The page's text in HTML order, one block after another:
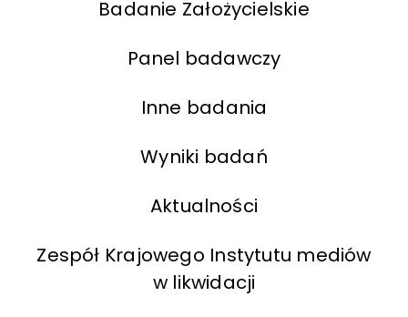
Badanie Założycielskie
Panel badawczy
Inne badania
Wyniki badań
Aktualności
Zespół Krajowego Instytutu mediów
w likwidacji